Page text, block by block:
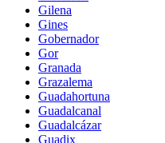
Gilena
Gines
Gobernador
Gor
Granada
Grazalema
Guadahortuna
Guadalcanal
Guadalcázar
Guadix